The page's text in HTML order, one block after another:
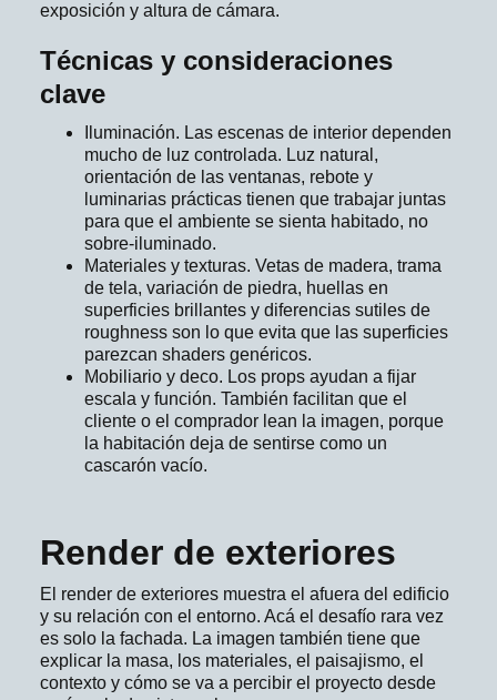
exposición y altura de cámara.
Técnicas y consideraciones
clave
Iluminación. Las escenas de interior dependen
mucho de luz controlada. Luz natural,
orientación de las ventanas, rebote y
luminarias prácticas tienen que trabajar juntas
para que el ambiente se sienta habitado, no
sobre-iluminado.
Materiales y texturas. Vetas de madera, trama
de tela, variación de piedra, huellas en
superficies brillantes y diferencias sutiles de
roughness son lo que evita que las superficies
parezcan shaders genéricos.
Mobiliario y deco. Los props ayudan a fijar
escala y función. También facilitan que el
cliente o el comprador lean la imagen, porque
la habitación deja de sentirse como un
cascarón vacío.
Render de exteriores
El render de exteriores muestra el afuera del edificio
y su relación con el entorno. Acá el desafío rara vez
es solo la fachada. La imagen también tiene que
explicar la masa, los materiales, el paisajismo, el
contexto y cómo se va a percibir el proyecto desde